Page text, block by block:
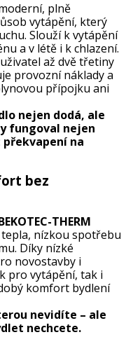
plně
vytápění, který
Slouží k vytápění
a v létě i k chlazení.
až dvě třetiny
provozní náklady a
přípojku ani
nejen dodá, ale
fungoval nejen
překvapení na
bez
THERM
nízkou spotřebu
Díky nízké
novostavby i
pro vytápění, tak i
komfort bydlení
nevidíte – ale
nechcete.